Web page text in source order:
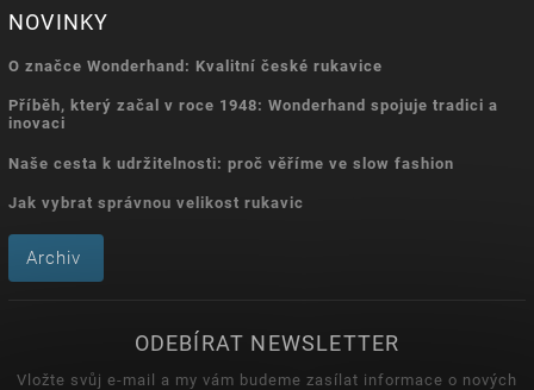
NOVINKY
O značce Wonderhand: Kvalitní české rukavice
Příběh, který začal v roce 1948: Wonderhand spojuje tradici a
inovaci
Naše cesta k udržitelnosti: proč věříme ve slow fashion
Jak vybrat správnou velikost rukavic
Archiv
ODEBÍRAT NEWSLETTER
Vložte svůj e-mail a my vám budeme zasílat informace o nových